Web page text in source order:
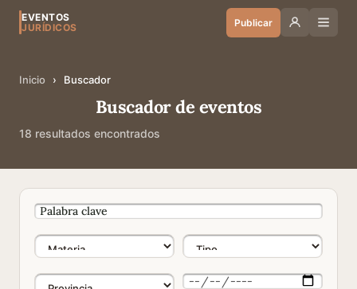
EVENTOS
JURÍDICOS
Publicar
Inicio › Buscador
Buscador de eventos
18 resultados encontrados